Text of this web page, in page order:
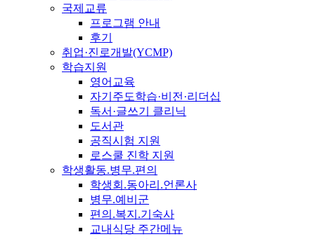
국제교류
프로그램 안내
후기
취업·진로개발(YCMP)
학습지원
영어교육
자기주도학습·비전·리더십
독서·글쓰기 클리닉
도서관
공직시험 지원
로스쿨 진학 지원
학생활동.병무.편의
학생회.동아리.언론사
병무.예비군
편의.복지.기숙사
교내식당 주간메뉴